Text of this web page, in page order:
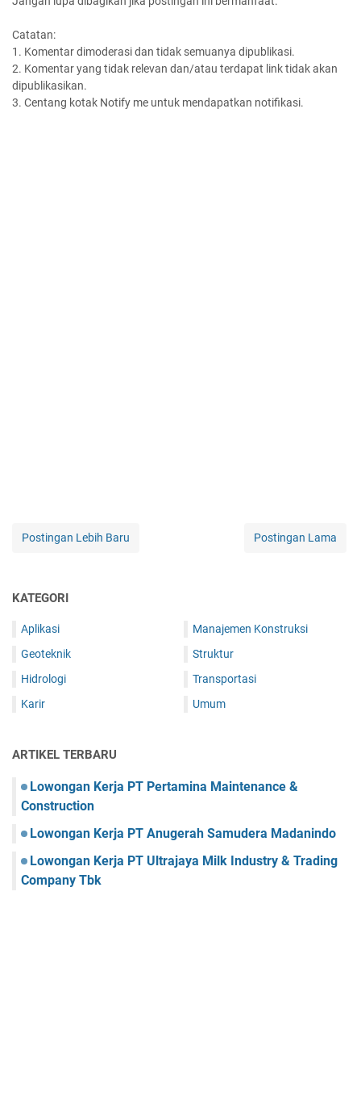
Catatan:
1. Komentar dimoderasi dan tidak semuanya dipublikasi.
2. Komentar yang tidak relevan dan/atau terdapat link tidak akan
dipublikasikan.
3. Centang kotak Notify me untuk mendapatkan notifikasi.
Postingan Lebih Baru Postingan Lama
KATEGORI
Aplikasi
Geoteknik
Hidrologi
Karir
Manajemen Konstruksi
Struktur
Transportasi
Umum
ARTIKEL TERBARU
Lowongan Kerja PT Pertamina Maintenance &
Construction
Lowongan Kerja PT Anugerah Samudera Madanindo
Lowongan Kerja PT Ultrajaya Milk Industry & Trading
Company Tbk